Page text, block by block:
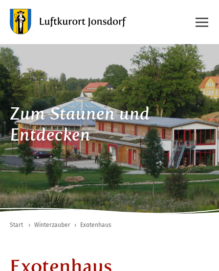
Zum Staunen und
Entdecken
Start › Winterzauber › Exotenhaus